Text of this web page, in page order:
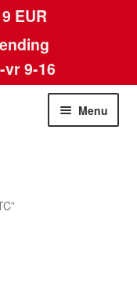
EUR
9-16
Menu